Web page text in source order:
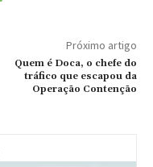
Próximo artigo
Quem é Doca, o chefe do
tráfico que escapou da
Operação Contenção